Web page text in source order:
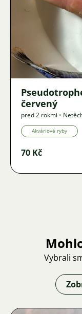
červený
pred 2 rokmi •
Akváriové ryby
70 Kč
Vybrali